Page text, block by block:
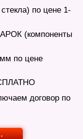
по цене 1-
(компоненты
по цене
договор по